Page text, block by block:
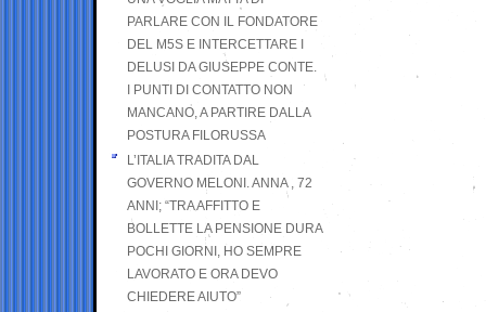
PARLARE CON IL FONDATORE
DEL M5S E INTERCETTARE I
DELUSI DA GIUSEPPE CONTE.
I PUNTI DI CONTATTO NON
MANCANO, A PARTIRE DALLA
POSTURA FILORUSSA
L’ITALIA TRADITA DAL
GOVERNO MELONI. ANNA , 72
ANNI; “TRA AFFITTO E
BOLLETTE LA PENSIONE DURA
POCHI GIORNI, HO SEMPRE
LAVORATO E ORA DEVO
CHIEDERE AIUTO”